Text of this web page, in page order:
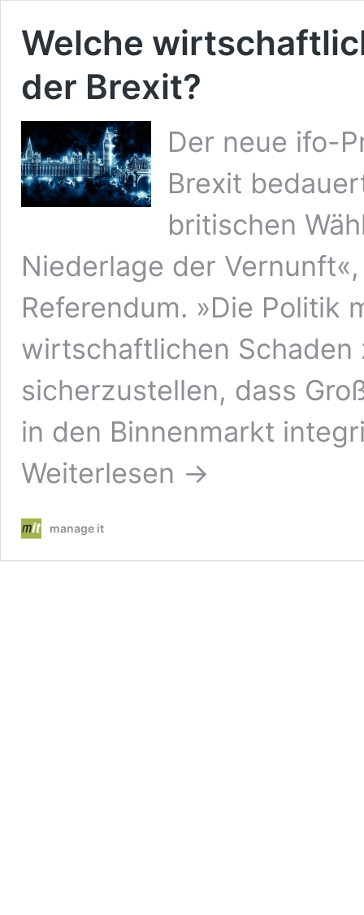
Welche
der Brexit?
Der neue ifo-
Brexit
britischen
Niederlage der
Referendum. »Die Politik
wirtschaftlichen
sicherzustellen, dass
in den Binnenmarkt
Weiterlesen →
manage it